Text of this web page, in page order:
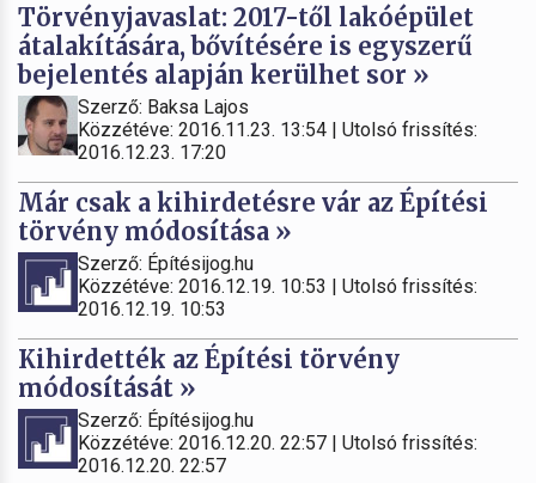
Törvényjavaslat: 2017-től lakóépület
átalakítására, bővítésére is egyszerű
bejelentés alapján kerülhet sor »
Szerző: Baksa Lajos
Közzétéve: 2016.11.23. 13:54 | Utolsó frissítés:
2016.12.23. 17:20
Már csak a kihirdetésre vár az Építési
törvény módosítása »
Szerző: Építésijog.hu
Közzétéve: 2016.12.19. 10:53 | Utolsó frissítés:
2016.12.19. 10:53
Kihirdették az Építési törvény
módosítását »
Szerző: Építésijog.hu
Közzétéve: 2016.12.20. 22:57 | Utolsó frissítés:
2016.12.20. 22:57